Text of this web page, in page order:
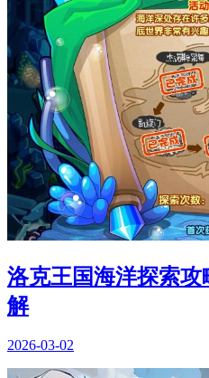
洛克王国海洋探索
解
2026-03-02